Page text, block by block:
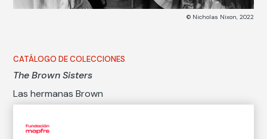
© Nicholas Nixon, 2022
CATÁLOGO DE COLECCIONES
The Brown Sisters
Las hermanas Brown
Nicholas Nixon